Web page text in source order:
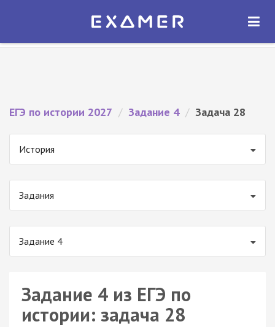
Экзамер — ЕГЭ 2027
ОТКРЫТЬ
ЕГЭ по истории 2027 / Задание 4 / Задача 28
История
Задания
Задание 4
Задание 4 из ЕГЭ по
истории: задача 28